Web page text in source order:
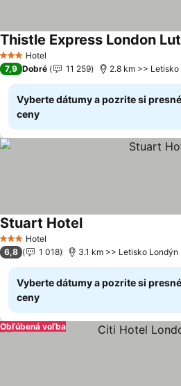
3 Počet hviezdičiek
Hotel
Thistle Express London
7,9 Dobré 11 259 2.8 km >>
Vyberte dátumy a pozrite si presné
ceny
3 Počet hviezdičiek
Hotel
Stuart Hotel
6,8 1 018 3.1 km >> Letisko Londýn
Vyberte dátumy a pozrite si presné
ceny
Obľúbená voľba